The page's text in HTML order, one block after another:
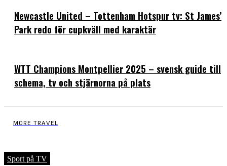
Newcastle United – Tottenham Hotspur tv: St James’
Park redo för cupkväll med karaktär
WTT Champions Montpellier 2025 – svensk guide till
schema, tv och stjärnorna på plats
MORE TRAVEL
Sport på TV